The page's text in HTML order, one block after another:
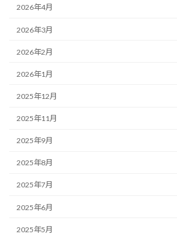
2026年4月
2026年3月
2026年2月
2026年1月
2025年12月
2025年11月
2025年9月
2025年8月
2025年7月
2025年6月
2025年5月